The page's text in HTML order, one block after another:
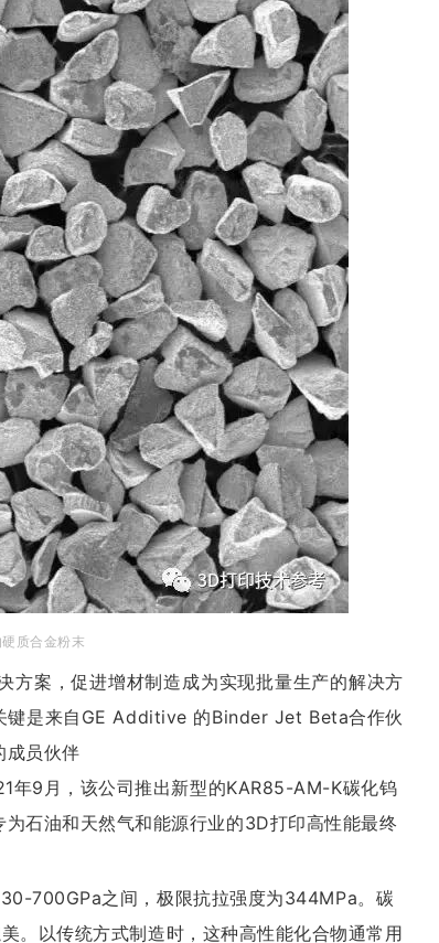
质合金粉末
案，促进增材制造成为实现批量生产的解决方
键是来自GE Additive 的Binder Jet Beta合作伙
成员伙伴
年9月，该公司推出新型的KAR85-AM-K碳化钨
石油和天然气和能源行业的3D打印高性能最终
700GPa之间，极限抗拉强度为344MPa。碳
。 以传统方式制造时，这种高性能化合物通常用